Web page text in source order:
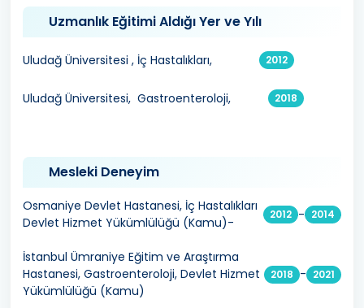
Uzmanlık Eğitimi Aldığı Yer ve Yılı
Uludağ Üniversitesi , İç Hastalıkları, 2012
Uludağ Üniversitesi, Gastroenteroloji, 2018
Mesleki Deneyim
Osmaniye Devlet Hastanesi, İç Hastalıkları
Devlet Hizmet Yükümlülüğü (Kamu)-
2012 - 2014
İstanbul Ümraniye Eğitim ve Araştırma
Hastanesi, Gastroenteroloji, Devlet Hizmet
Yükümlülüğü (Kamu)
2018 - 2021